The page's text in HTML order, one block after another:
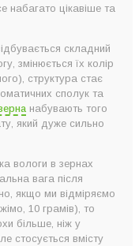
набагато цікавіше та
складний
змінюється їх колір
структура стає
сполук та
набувають того
який дуже сильно
вологи в зернах
вага після
якщо ми відміряємо
10 грамів), то
більше, ніж у
стосується вмісту